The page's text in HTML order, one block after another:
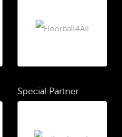
Special Partner